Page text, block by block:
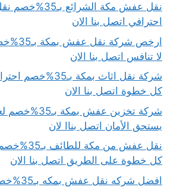
نقل عفش مكة الشرائع
احترافي اتصل بنا الان
ارخص
لا تنافس اتصل بنا الان
شركة نقل اثاث بمكة
كل خطوة اتصل بنا الان
شركة تخزين عفش
يستحق الأمان اتصل بناا لان
نقل عفش من
كل خطوة على الطريق اتصل بنا الان
افضل شركه